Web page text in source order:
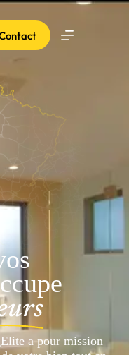
a pour mission